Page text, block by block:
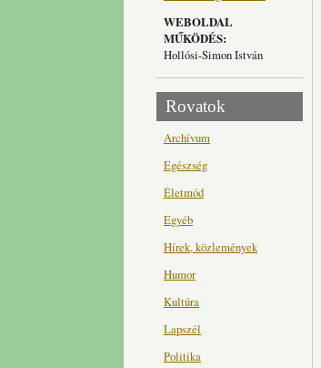
WEBOLDAL
MŰKÖDÉS:
Hollósi-Simon István
Rovatok
Archívum
Egészség
Életmód
Egyéb
Hírek, közlemények
Humor
Kultúra
Lapszél
Politika